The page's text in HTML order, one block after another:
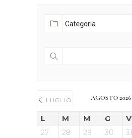
LUGLIO AGOSTO 2026
L M M G V
27 28 29 30 31